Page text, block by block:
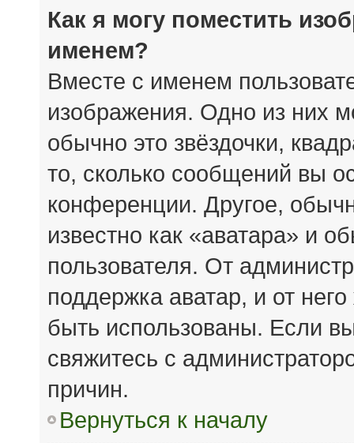
Как я могу поместить
именем?
Вместе с именем
изображения. Одно из них
обычно это звёздочки,
то, сколько сообщений вы
конференции. Другое,
известно как «аватара» и
пользователя. От
поддержка аватар, и от
быть использованы. Если
свяжитесь с
причин.
Вернуться к началу